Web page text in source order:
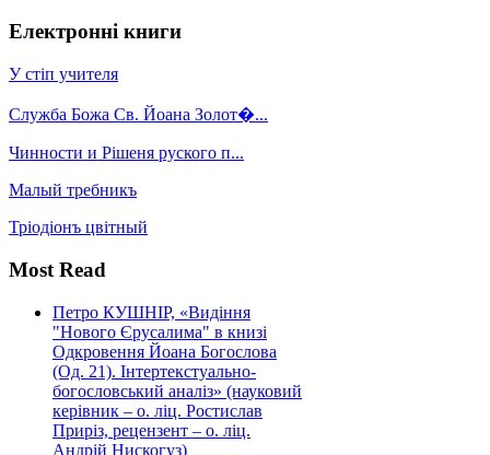
Електронні книги
У стіп учителя
Служба Божа Св. Йоана Золот�...
Чинности и Рішеня руского п...
Малый требникъ
Тріодіонъ цвітный
Most Read
Петро КУШНІР, «Видіння
"Нового Єрусалима" в книзі
Одкровення Йоана Богослова
(Од. 21). Інтертекстуально-
богословський аналіз» (науковий
керівник – о. ліц. Ростислав
Приріз, рецензент – о. ліц.
Андрій Нискогуз)